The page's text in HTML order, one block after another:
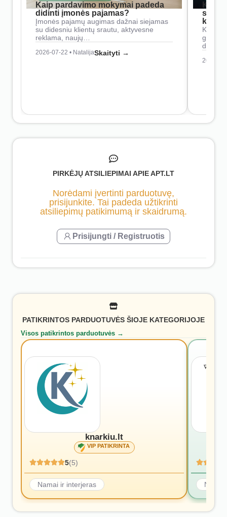
Kaip pardavimo mokymai padeda
didinti įmonės pajamas?
Įmonės pajamų augimas dažnai siejamas
su didesniu klientų srautu, aktyvesne
reklama, naujų…
2026-07-22 • NatalijaSkaityti →
Kaip
2026-
PIRKĖJŲ ATSILIEPIMAI APIE APT.LT
Norėdami įvertinti parduotuvę,
prisijunkite. Tai padeda užtikrinti
atsiliepimų patikimumą ir skaidrumą.
Prisijungti / Registruotis
PATIKRINTOS PARDUOTUVĖS ŠIOJE KATEGORIJOJE
Visos patikrintos parduotuvės →
knarkiu.lt
VIP PATIKRINTA
5(5)
Namai ir interjeras